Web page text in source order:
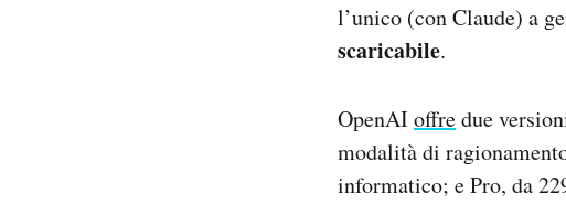
l’unico (con Claude) a
scaricabile.
OpenAIoffredue
modalità di
informatico; e Pro, da